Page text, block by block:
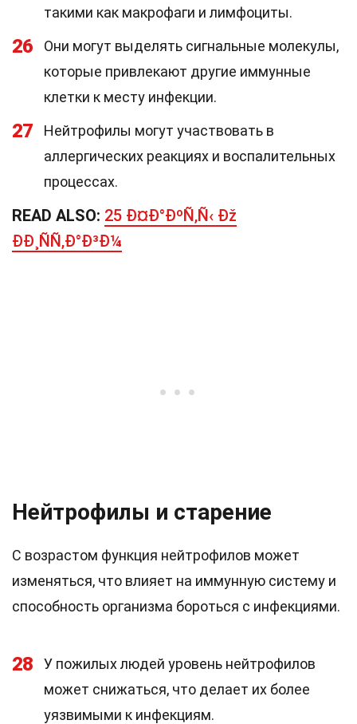
такими как макрофаги и лимфоциты.
26
Они могут выделять сигнальные молекулы,
которые привлекают другие иммунные
клетки к месту инфекции.
27
Нейтрофилы могут участвовать в
аллергических реакциях и воспалительных
процессах.
READ ALSO: 25 Ð¤Ð°ÐºÑ‚Ñ‹ Ðž
ÐÐ¸ÑÑ‚Ð°Ð³Ð¼
Нейтрофилы и старение
С возрастом функция нейтрофилов может
изменяться, что влияет на иммунную систему и
способность организма бороться с инфекциями.
28
У пожилых людей уровень нейтрофилов
может снижаться, что делает их более
уязвимыми к инфекциям.